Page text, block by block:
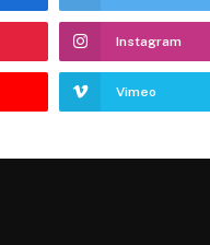
Instagram
Vimeo